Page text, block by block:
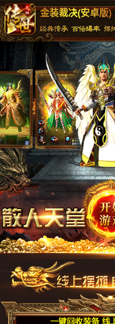
金装裁决(安卓版)